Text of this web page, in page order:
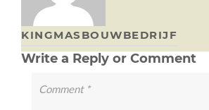
KINGMASBOUWBEDRIJF
Write a Reply or Comment